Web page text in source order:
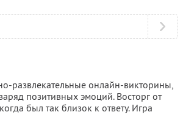
развлекательные онлайн-викторины,
позитивных эмоций. Восторг от
был так близок к ответу. Игра